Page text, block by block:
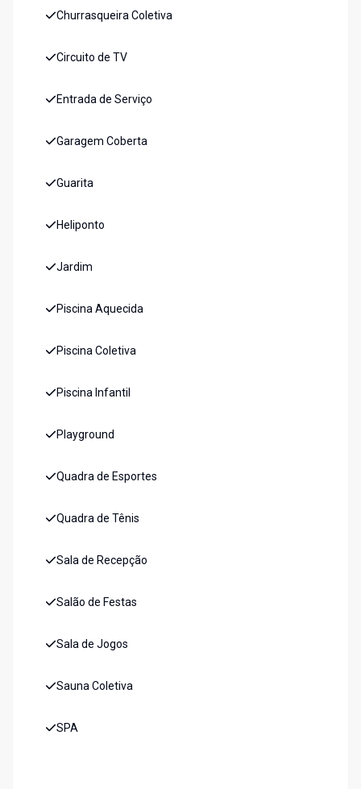
Churrasqueira Coletiva
Circuito de TV
Entrada de Serviço
Garagem Coberta
Guarita
Heliponto
Jardim
Piscina Aquecida
Piscina Coletiva
Piscina Infantil
Playground
Quadra de Esportes
Quadra de Tênis
Sala de Recepção
Salão de Festas
Sala de Jogos
Sauna Coletiva
SPA